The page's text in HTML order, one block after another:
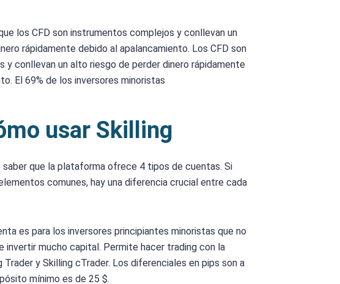
los CFD son instrumentos complejos y conllevan un
rápidamente debido al apalancamiento. Los CFD son
y conllevan un alto riesgo de perder dinero rápidamente
El 69% de los inversores minoristas
usar Skilling
saber que la plataforma ofrece 4 tipos de cuentas. Si
comunes, hay una diferencia crucial entre cada
es para los inversores principiantes minoristas que no
invertir mucho capital. Permite hacer trading con la
y Skilling cTrader. Los diferenciales en pips son a
mínimo es de 25 $.